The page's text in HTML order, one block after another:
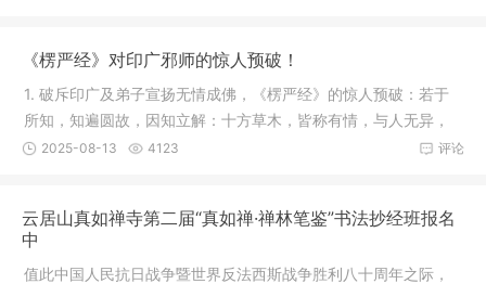
《楞严经》对印广邪师的惊人预破！
1. 破斥印广及弟子宣扬无情成佛，《楞严经》的惊人预破：若于
所知，知遍圆故，因知立解：十方草木，皆称有情，与人无异，
草木为
评论
2025-08-13 4123
云居山真如禅寺第二届“真如禅·禅林笔鉴”书法抄经班报名
中
值此中国人民抗日战争暨世界反法西斯战争胜利八十周年之际，